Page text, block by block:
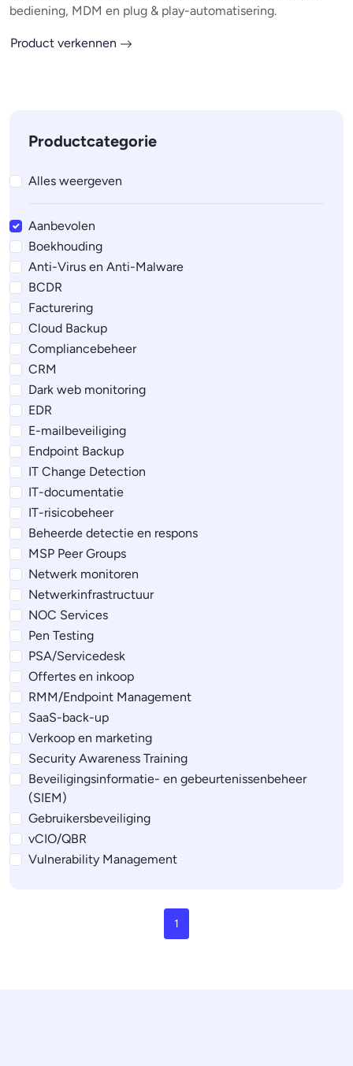
bediening, MDM en plug & play-automatisering.
Product verkennen
Productcategorie
Alles weergeven
Aanbevolen
Boekhouding
Anti-Virus en Anti-Malware
BCDR
Facturering
Cloud Backup
Compliancebeheer
CRM
Dark web monitoring
EDR
E-mailbeveiliging
Endpoint Backup
IT Change Detection
IT-documentatie
IT-risicobeheer
Beheerde detectie en respons
MSP Peer Groups
Netwerk monitoren
Netwerkinfrastructuur
NOC Services
Pen Testing
PSA/Servicedesk
Offertes en inkoop
RMM/Endpoint Management
SaaS-back-up
Verkoop en marketing
Security Awareness Training
Beveiligingsinformatie- en gebeurtenissenbeheer
(SIEM)
Gebruikersbeveiliging
vCIO/QBR
Vulnerability Management
1